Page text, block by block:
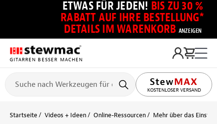
ETWAS FÜR JEDEN! BIS ZU 30 %
RABATT AUF IHRE BESTELLUNG*
DETAILS IM WARENKORB ANZEIGEN
GITARREN BESSER MACHEN
KOSTENLOSER VERSAND
Startseite Videos + Ideen Online-Ressourcen Mehr über das